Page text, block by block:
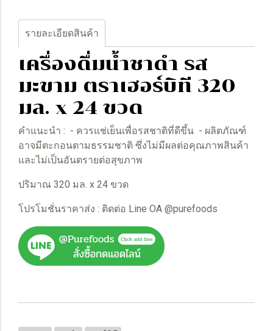
รายละเอียดสินค้า
เครื่องดื่มน้ำชาดำ รส
มะขาม ตราเฮอร์บิที 320
มล. x 24 ขวด
คำแนะนำ : - ควรแช่เย็นเพื่อรสชาติที่ดีขึ้น - ผลิตภัณฑ์
อาจมีตะกอนตามธรรมชาติ ซึ่งไม่มีผลต่อคุณภาพสินค้า
และไม่เป็นอันตรายต่อสุขภาพ
ปริมาณ 320 มล. x 24 ขวด
โปรโมชั่นราคาส่ง : ติดต่อ Line OA @purefoods